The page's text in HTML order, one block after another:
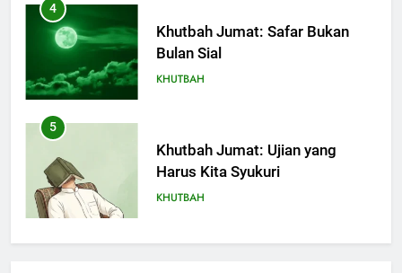
4
Khutbah Jumat: Safar Bukan
Bulan Sial
KHUTBAH
5
Khutbah Jumat: Ujian yang
Harus Kita Syukuri
KHUTBAH
6